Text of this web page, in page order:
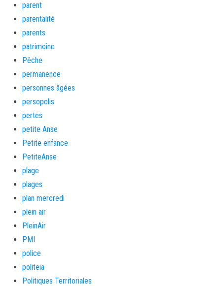
parent
parentalité
parents
patrimoine
Pêche
permanence
personnes âgées
persopolis
pertes
petite Anse
Petite enfance
PetiteAnse
plage
plages
plan mercredi
plein air
PleinAir
PMI
police
politeia
Politiques Territoriales